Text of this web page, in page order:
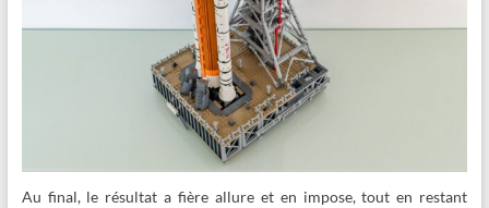
Au final, le résultat a fière allure et en impose, tout en restant